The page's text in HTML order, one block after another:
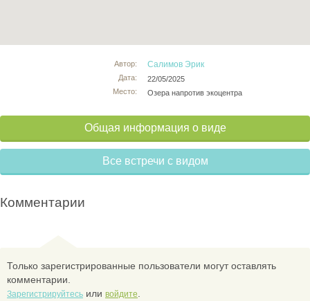
Автор:
Дата:
Место:
Салимов Эрик
22/05/2025
Озера напротив экоцентра
Общая информация о виде
Все встречи с видом
Комментарии
Только зарегистрированные пользователи могут оставлять
комментарии.
Зарегистрируйтесь или войдите